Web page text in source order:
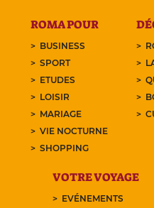
ROMA POUR
BUSINESS
SPORT
ETUDES
LOISIR
MARIAGE
VIE NOCTURNE
SHOPPING
VOTRE VOYAGE
EVÉNEMENTS